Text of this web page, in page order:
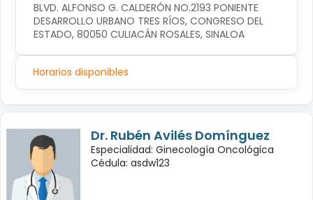
BLVD. ALFONSO G. CALDERÓN NO.2193 PONIENTE
DESARROLLO URBANO TRES RÍOS, CONGRESO DEL
ESTADO, 80050 CULIACÁN ROSALES, SINALOA
Horarios disponibles
Dr. Rubén Avilés Domínguez
Especialidad: Ginecología Oncológica
Cédula: asdw123